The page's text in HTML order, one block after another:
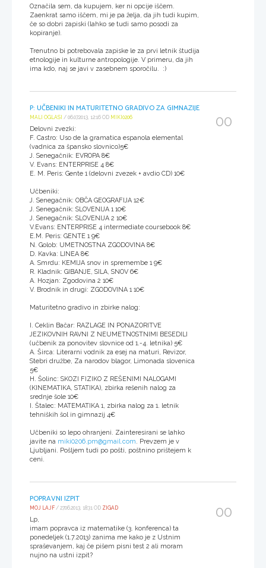
Označila sem, da kupujem, ker ni opcije iščem.
Zaenkrat samo iščem, mi je pa želja, da jih tudi kupim,
če so dobri zapiski (lahko se tudi samo posodi za
kopiranje).
Trenutno bi potrebovala zapiske le za prvi letnik študija
etnologije in kulturne antropologije. V primeru, da jih
ima kdo, naj se javi v zasebnem sporočilu. :)
P: UČBENIKI IN MATURITETNO GRADIVO ZA GIMNAZIJE
MALI OGLASI / 06.07.2013, 12:16 OD MIKI0206
Delovni zvezki:
F. Castro: Uso de la gramatica espanola elemental
(vadnica za špansko slovnico)5€
J. Senegačnik: EVROPA 8€
V. Evans: ENTERPRISE 4 8€
E. M. Peris: Gente 1 (delovni zvezek + avdio CD) 10€
Učbeniki:
J. Senegačnik: OBČA GEOGRAFIJA 12€
J. Senegačnik: SLOVENIJA 1 10€
J. Senegačnik: SLOVENIJA 2 10€
V.Evans: ENTERPRISE 4 intermediate coursebook 8€
E.M. Peris: GENTE 1 9€
N. Golob: UMETNOSTNA ZGODOVINA 8€
D. Kavka: LINEA 8€
A. Smrdu: KEMIJA snov in spremembe 1 9€
R. Kladnik: GIBANJE, SILA, SNOV 6€
A. Hozjan: Zgodovina 2 10€
V. Brodnik in drugi: ZGODOVINA 1 10€
Maturitetno gradivo in zbirke nalog:
I. Ceklin Bačar: RAZLAGE IN PONAZORITVE
JEZIKOVNIH RAVNI Z NEUMETNOSTNIMI BESEDILI
(učbenik za ponovitev slovnice od 1.-4. letnika) 5€
A. Širca: Literarni vodnik za esej na maturi, Revizor,
Stebri družbe, Za narodov blagor, Limonada slovenica
5€
H. Šolinc: SKOZI FIZIKO Z REŠENIMI NALOGAMI
(KINEMATIKA, STATIKA), zbirka rešenih nalog za
srednje šole 10€
I. Štalec: MATEMATIKA 1, zbirka nalog za 1. letnik
tehniških šol in gimnazij 4€
Učbeniki so lepo ohranjeni. Zainteresirani se lahko
javite na miki0206.pm@gmail.com. Prevzem je v
Ljubljani. Pošljem tudi po pošti, poštnino prištejem k
ceni.
00
POPRAVNI IZPIT
MOJ LAJF / 27.06.2013, 18:31 OD ZIGAD
Lp,
imam popravca iz matematike (3. konferenca) ta
ponedeljek (1.7.2013) zanima me kako je z Ustnim
spraševanjem, kaj če pišem pisni test 2 ali moram
nujno na ustni izpit?
00